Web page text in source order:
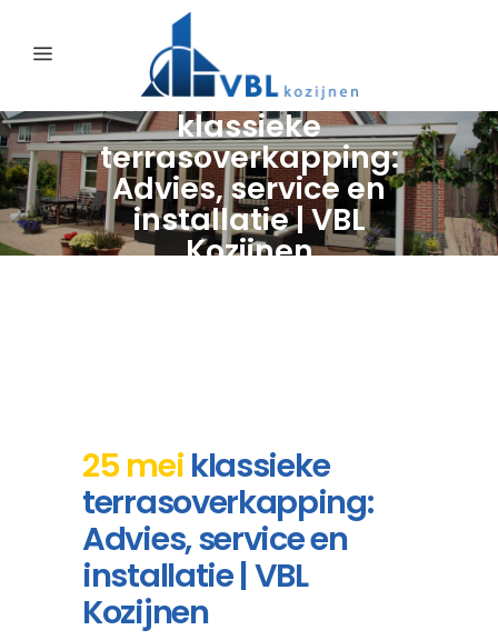
klassieke
terrasoverkapping:
Advies, service en
installatie | VBL
Kozijnen
25 mei klassieke
terrasoverkapping:
Advies, service en
installatie | VBL
Kozijnen